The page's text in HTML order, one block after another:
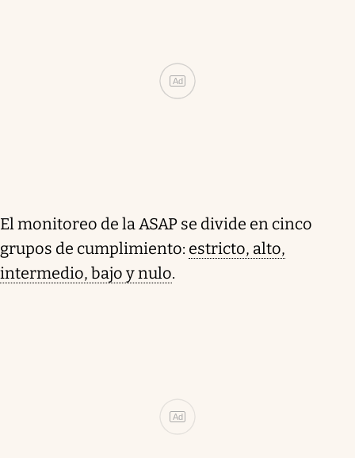
Ad
El monitoreo de la ASAP se divide en cinco
grupos de cumplimiento: estricto, alto,
intermedio, bajo y nulo.
Ad